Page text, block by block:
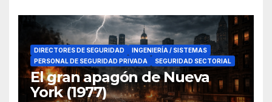
DIRECTORES DE SEGURIDAD
INGENIERÍA / SISTEMAS
PERSONAL DE SEGURIDAD PRIVADA
SEGURIDAD SECTORIAL
El gran apagón de Nueva
York (1977)